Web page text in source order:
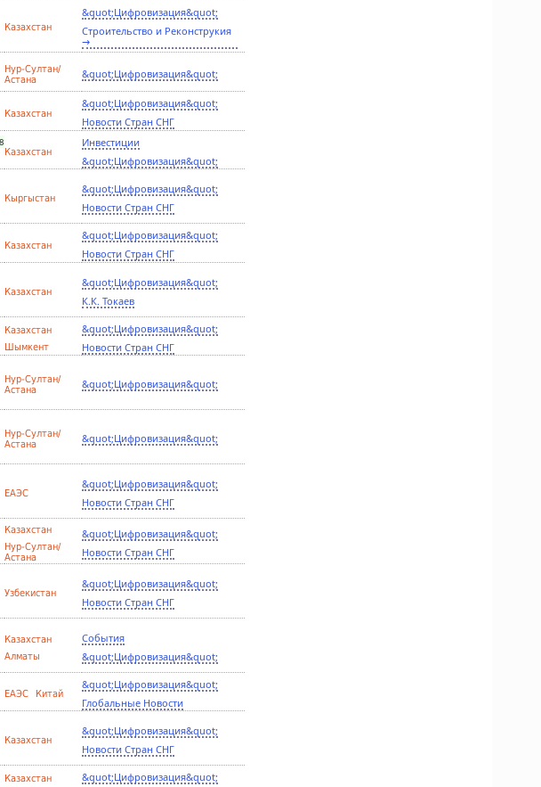
Казахстан
&quot;Цифровизация&quot;
Строительство и Реконструкия
→
Нур-Султан/
Астана
&quot;Цифровизация&quot;
Казахстан
&quot;Цифровизация&quot;
Новости Стран СНГ
Казахстан
Инвестиции
&quot;Цифровизация&quot;
Кыргыстан
&quot;Цифровизация&quot;
Новости Стран СНГ
Казахстан
&quot;Цифровизация&quot;
Новости Стран СНГ
Казахстан
&quot;Цифровизация&quot;
К.К. Токаев
Казахстан
Шымкент
&quot;Цифровизация&quot;
Новости Стран СНГ
Нур-Султан/
Астана
&quot;Цифровизация&quot;
Нур-Султан/
Астана
&quot;Цифровизация&quot;
ЕАЭС
&quot;Цифровизация&quot;
Новости Стран СНГ
Казахстан
Нур-Султан/
Астана
&quot;Цифровизация&quot;
Новости Стран СНГ
Узбекистан
&quot;Цифровизация&quot;
Новости Стран СНГ
Казахстан
Алматы
События
&quot;Цифровизация&quot;
ЕАЭС Китай
&quot;Цифровизация&quot;
Глобальные Новости
Казахстан
&quot;Цифровизация&quot;
Новости Стран СНГ
Казахстан
&quot;Цифровизация&quot;